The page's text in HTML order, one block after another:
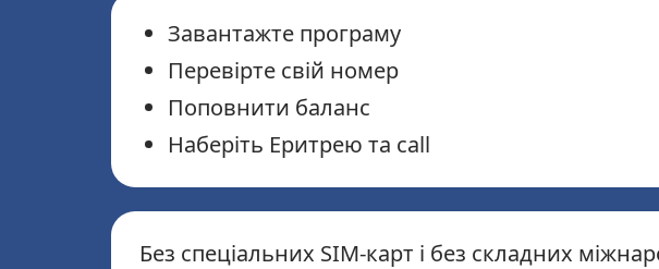
Завантажте програму
Перевірте свій номер
Поповнити баланс
Наберіть Еритрею та call
Без спеціальних SIM-карт і без складних